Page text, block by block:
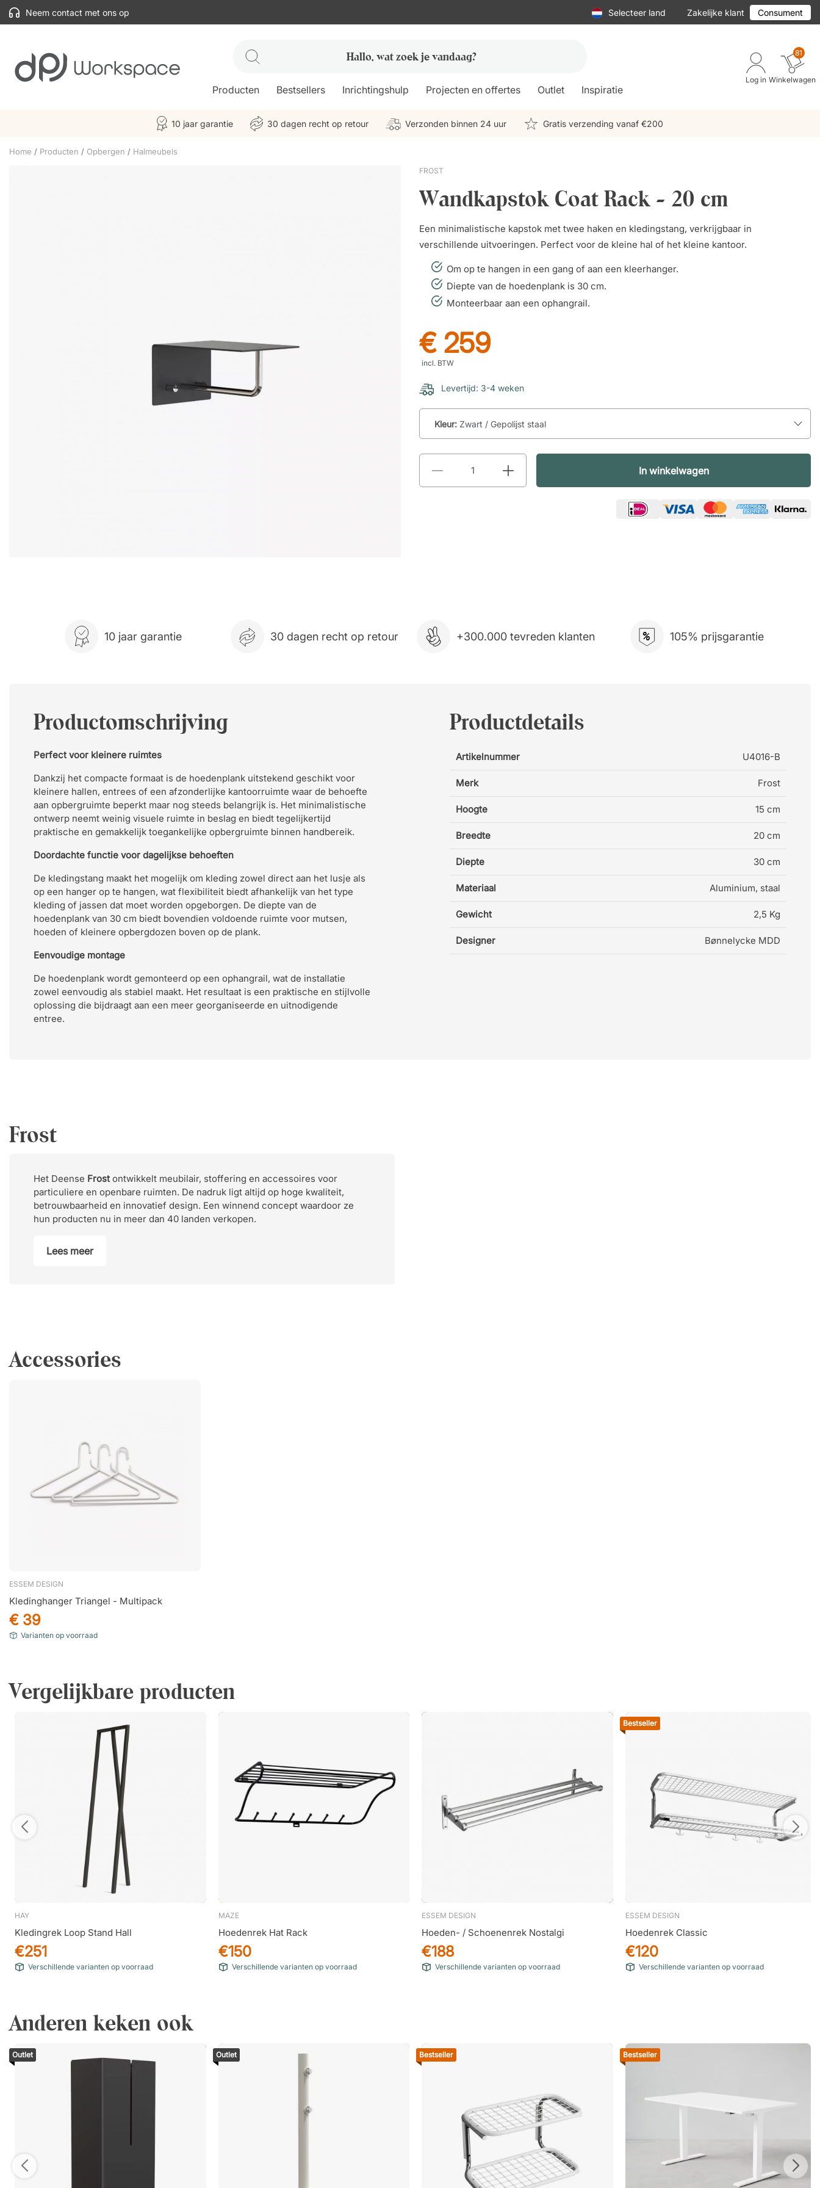
Neem contact met ons op Selecteer land Zakelijke klant Consument
Producten Bestsellers Inrichtingshulp Projecten en offertes Outlet Inspiratie
Log in
81
Winkelwagen
10 jaar garantie 30 dagen recht op retour Verzonden binnen 24 uur Gratis verzending vanaf €200
Home Producten Opbergen Halmeubels
FROST
Wandkapstok Coat Rack - 20 cm
Een minimalistische kapstok met twee haken en kledingstang, verkrijgbaar in
verschillende uitvoeringen. Perfect voor de kleine hal of het kleine kantoor.
Om op te hangen in een gang of aan een kleerhanger.
Diepte van de hoedenplank is 30 cm.
Monteerbaar aan een ophangrail.
€ 259
incl. BTW
Levertijd: 3-4 weken
Kleur: Zwart / Gepolijst staal
In winkelwagen
10 jaar garantie 30 dagen recht op retour +300.000 tevreden klanten % 105% prijsgarantie
Productomschrijving
Perfect voor kleinere ruimtes
Dankzij het compacte formaat is de hoedenplank uitstekend geschikt voor
kleinere hallen, entrees of een afzonderlijke kantoorruimte waar de behoefte
aan opbergruimte beperkt maar nog steeds belangrijk is. Het minimalistische
ontwerp neemt weinig visuele ruimte in beslag en biedt tegelijkertijd
praktische en gemakkelijk toegankelijke opbergruimte binnen handbereik.
Doordachte functie voor dagelijkse behoeften
De kledingstang maakt het mogelijk om kleding zowel direct aan het lusje als
op een hanger op te hangen, wat flexibiliteit biedt afhankelijk van het type
kleding of jassen dat moet worden opgeborgen. De diepte van de
hoedenplank van 30 cm biedt bovendien voldoende ruimte voor mutsen,
hoeden of kleinere opbergdozen boven op de plank.
Eenvoudige montage
De hoedenplank wordt gemonteerd op een ophangrail, wat de installatie
zowel eenvoudig als stabiel maakt. Het resultaat is een praktische en stijlvolle
oplossing die bijdraagt aan een meer georganiseerde en uitnodigende
entree.
Productdetails
Artikelnummer U4016-B
Merk Frost
Hoogte 15 cm
Breedte 20 cm
Diepte 30 cm
Materiaal Aluminium, staal
Gewicht 2,5 Kg
Designer Bønnelycke MDD
Frost
Het Deense Frostontwikkelt meubilair, stoffering en accessoires voor
particuliere en openbare ruimten. De nadruk ligt altijd op hoge kwaliteit,
betrouwbaarheid en innovatief design. Een winnend concept waardoor ze
hun producten nu in meer dan 40 landen verkopen.
Lees meer
Accessories
ESSEM DESIGN
Kledinghanger Triangel - Multipack
€ 39
Varianten op voorraad
Vergelijkbare producten
HAY
Kledingrek Loop Stand Hall
€251
Verschillende varianten op voorraad
MAZE
Hoedenrek Hat Rack
€150
Verschillende varianten op voorraad
ESSEM DESIGN
Hoeden- / Schoenenrek Nostalgi
€188
Verschillende varianten op voorraad
Bestseller
ESSEM DESIGN
Hoedenrek Classic
€120
Verschillende varianten op voorraad
Anderen keken ook
Outlet Outlet Bestseller Bestseller